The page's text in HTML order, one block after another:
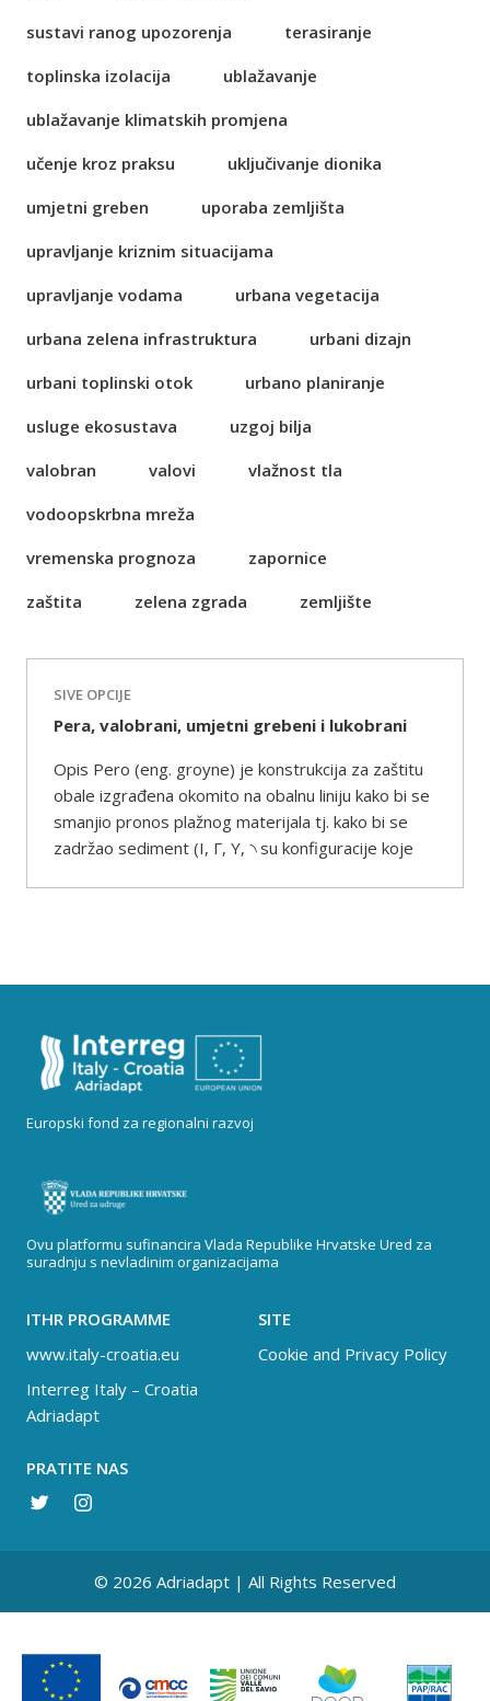
sustavi ranog upozorenja
terasiranje
toplinska izolacija
ublažavanje
ublažavanje klimatskih promjena
učenje kroz praksu
uključivanje dionika
umjetni greben
uporaba zemljišta
upravljanje kriznim situacijama
upravljanje vodama
urbana vegetacija
urbana zelena infrastruktura
urbani dizajn
urbani toplinski otok
urbano planiranje
usluge ekosustava
uzgoj bilja
valobran
valovi
vlažnost tla
vodoopskrbna mreža
vremenska prognoza
zapornice
zaštita
zelena zgrada zemljište
SIVE OPCIJE
Pera, valobrani, umjetni grebeni i lukobrani
Opis Pero (eng. groyne) je konstrukcija za zaštitu
obale izgrađena okomito na obalnu liniju kako bi se
smanjio pronos plažnog materijala tj. kako bi se
zadržao sediment (I, Γ, Y, ৲ su konfiguracije koje
Europski fond za regionalni razvoj
Ovu platformu sufinancira Vlada Republike Hrvatske Ured za
suradnju s nevladinim organizacijama
ITHR PROGRAMME
www.italy-croatia.eu
Interreg Italy – Croatia
Adriadapt
SITE
Cookie and Privacy Policy
PRATITE NAS
© 2026 Adriadapt | All Rights Reserved